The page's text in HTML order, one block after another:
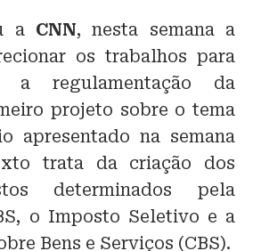
a CNN, nesta semana a
os trabalhos para
a regulamentação da
projeto sobre o tema
apresentado na semana
trata da criação dos
determinados pela
o Imposto Seletivo e a
Bens e Serviços (CBS).